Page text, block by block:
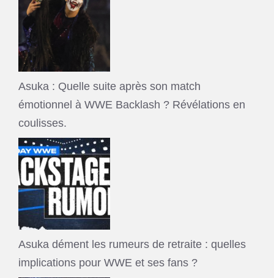
Asuka : Quelle suite après son match
émotionnel à WWE Backlash ? Révélations en
coulisses.
Asuka dément les rumeurs de retraite : quelles
implications pour WWE et ses fans ?